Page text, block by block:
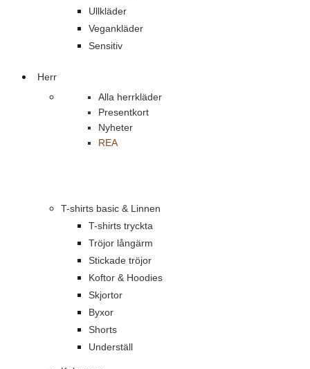
Ullkläder
Vegankläder
Sensitiv
Herr
Alla herrkläder
Presentkort
Nyheter
REA
T-shirts basic & Linnen
T-shirts tryckta
Tröjor långärm
Stickade tröjor
Koftor & Hoodies
Skjortor
Byxor
Shorts
Underställ